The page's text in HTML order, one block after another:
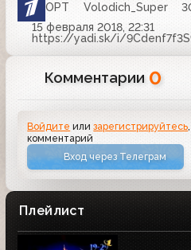
ОРТ Volodich_Super
15 февраля 2018, 22:31
https://yadi.sk/i/
Комментарии 0
Войдите илизарегистрируйтесь
комментарий
Вход через Телеграм
Плейлист